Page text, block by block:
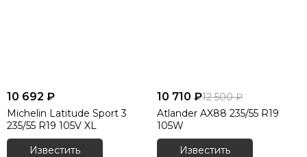
10 692 ₽
Michelin Latitude Sport 3
235/55 R19 105V XL
Известить
10 710 ₽12 500 ₽
Atlander AX88 235/55 R19
105W
Известить